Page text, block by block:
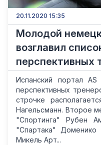
20.11.2020 15:35
Молодой
возглавил
перспективных
Испанский портал
перспективных
строчке
Нагельсманн. Второе
"Спортинга" Рубен
"Спартака" Доменико
Микель Арт...